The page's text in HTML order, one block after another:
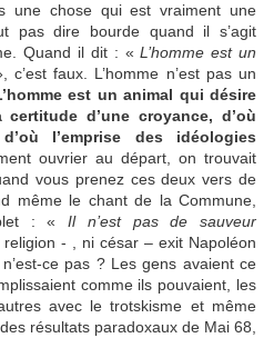
une chose qui est vraiment une
dire bourde quand il s’agit
Quand il dit : «L’homme est un
c’est faux. L’homme n’est pas un
est un animal qui désire
d’une croyance, d’où
l’emprise des idéologies
ouvrier au départ, on trouvait
vous prenez ces deux vers de
même le chant de la Commune,
: «Il n’est pas de sauveur
- , ni césar – exit Napoléon
ce pas ? Les gens avaient ce
comme ils pouvaient, les
avec le trotskisme et même
résultats paradoxaux de Mai 68,